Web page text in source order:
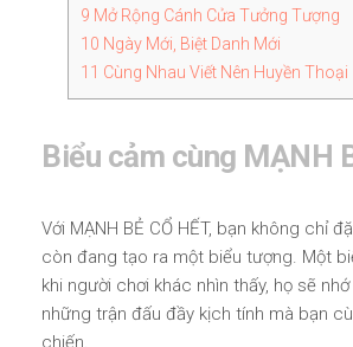
9 Mở Rộng Cánh Cửa Tưởng Tượng
10 Ngày Mới, Biệt Danh Mới
11 Cùng Nhau Viết Nên Huyền Thoại
Biểu cảm cùng MẠNH
Với MẠNH BẺ CỔ HẾT, bạn không chỉ
còn đang tạo ra một biểu tượng. Một
khi người chơi khác nhìn thấy, họ sẽ
những trận đấu đầy kịch tính mà bạn
chiến.